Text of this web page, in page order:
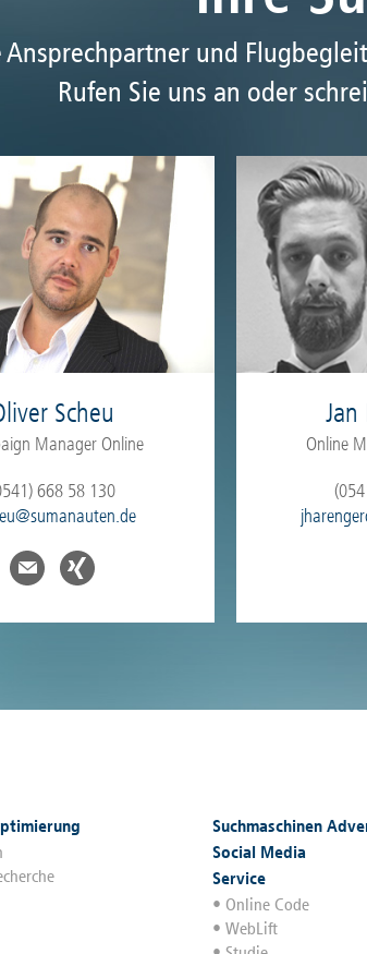
Ansprechpartner und
Rufen Sie uns an oder
Scheu
Manager Online
668 58 130
Jan
Online
Suchmaschinen
Social Media
Service
Online Code
WebLift